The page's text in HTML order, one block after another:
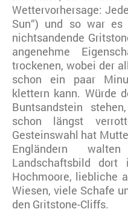
Wettervorhersage:
Sun“) und so war es
nichtsandende
angenehme
trockenen, wobei der
schon ein paar
klettern kann. Würde
Buntsandstein
schon längst
Gesteinswahl hat
Engländern
Landschaftsbild
Hochmoore, liebliche
Wiesen, viele Schafe
den Gritstone-Cliffs.